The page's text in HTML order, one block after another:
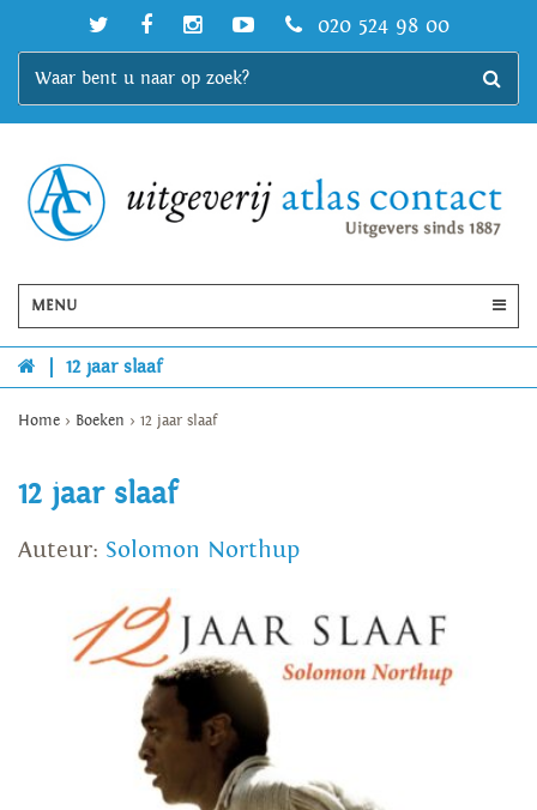
020 524 98 00
MENU
12 jaar slaaf
Home > Boeken > 12 jaar slaaf
12 jaar slaaf
Auteur: Solomon Northup